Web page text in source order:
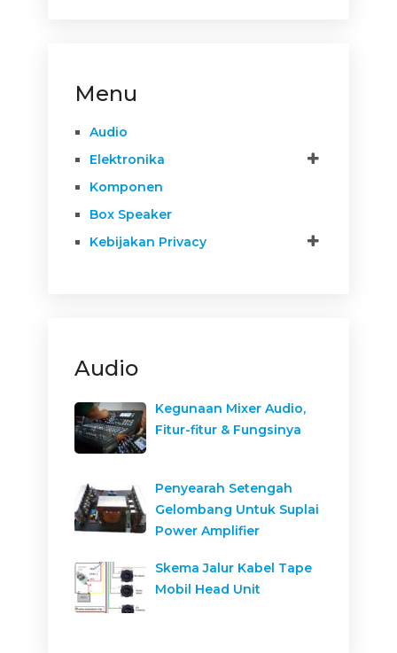
Menu
Audio
Elektronika
Komponen
Box Speaker
Kebijakan Privacy
Audio
Kegunaan Mixer Audio,
Fitur-fitur & Fungsinya
Penyearah Setengah
Gelombang Untuk Suplai
Power Amplifier
Skema Jalur Kabel Tape
Mobil Head Unit